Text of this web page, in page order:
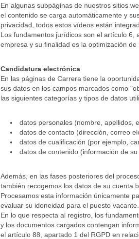
En algunas subpáginas de nuestros sitios
el contenido se carga automáticamente y
privacidad, todos estos vídeos están
Los fundamentos jurídicos son el artículo 6,
empresa y su finalidad es la optimización de
Candidatura electrónica
En las páginas de Carrera tiene la
sus datos en los campos marcados como
las siguientes categorías y tipos de datos
datos personales (nombre, apellidos,
datos de contacto (dirección, correo
datos de cualificación (por ejemplo,
datos de contenido (información de
Además, en las fases posteriores del
también recogemos los datos de su cuenta
Procesamos esta información únicamente
evaluar su idoneidad para el puesto vacante.
En lo que respecta al registro, los
y los documentos cargados contengan
el artículo 88, apartado 1 del RGPD en